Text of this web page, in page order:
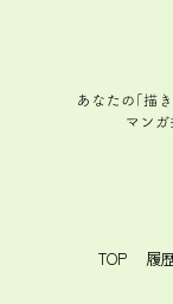
TOP 履
あなたの
み、募集中